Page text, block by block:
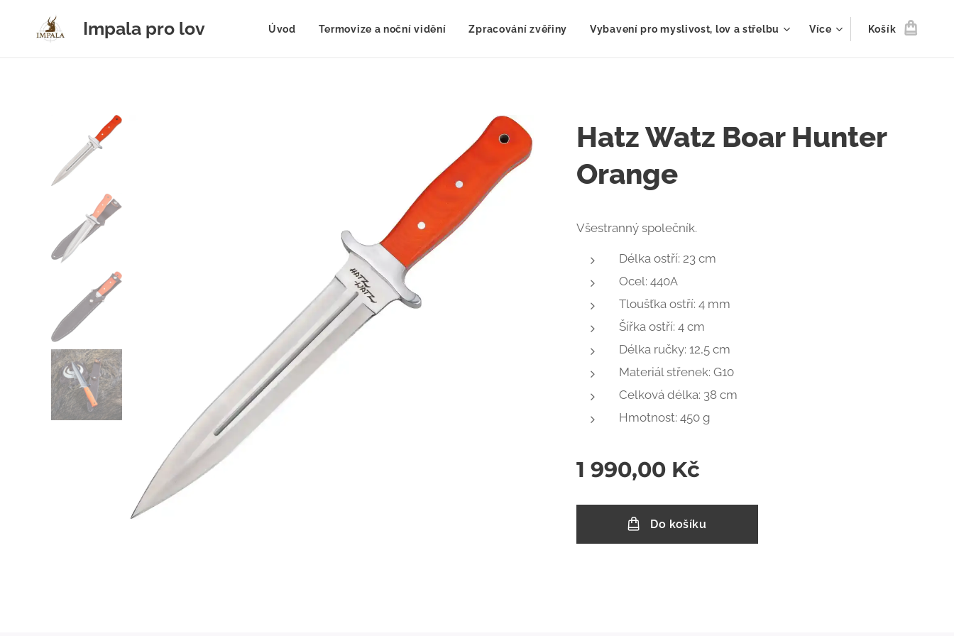
Impala pro lov Úvod Termovize a noční vidění Zpracování zvěřiny Vybavení pro myslivost, lov a střelbu Více Košík
Hatz Watz Boar Hunter
Orange
Všestranný společník.
Délka ostří: 23 cm
Ocel: 440A
Tloušťka ostří: 4 mm
Šířka ostří: 4 cm
Délka ručky: 12,5 cm
Materiál střenek: G10
Celková délka: 38 cm
Hmotnost: 450 g
1 990,00 Kč
Do košíku